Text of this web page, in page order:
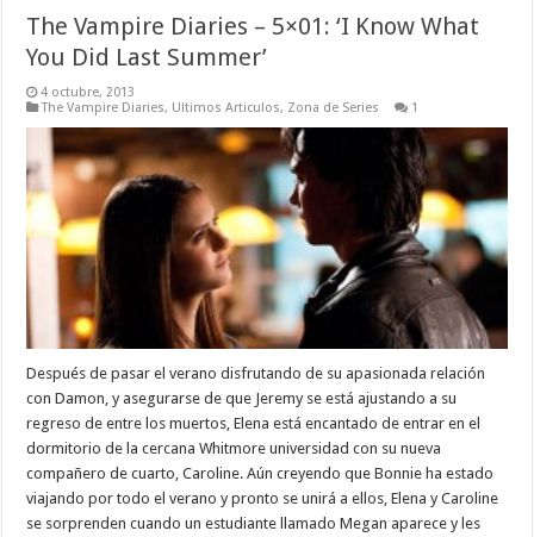
The Vampire Diaries – 5×01: ‘I Know What
You Did Last Summer’
4 octubre, 2013
The Vampire Diaries, Ultimos Articulos, Zona de Series 1
Después de pasar el verano disfrutando de su apasionada relación
con Damon, y asegurarse de que Jeremy se está ajustando a su
regreso de entre los muertos, Elena está encantado de entrar en el
dormitorio de la cercana Whitmore universidad con su nueva
compañero de cuarto, Caroline. Aún creyendo que Bonnie ha estado
viajando por todo el verano y pronto se unirá a ellos, Elena y Caroline
se sorprenden cuando un estudiante llamado Megan aparece y les